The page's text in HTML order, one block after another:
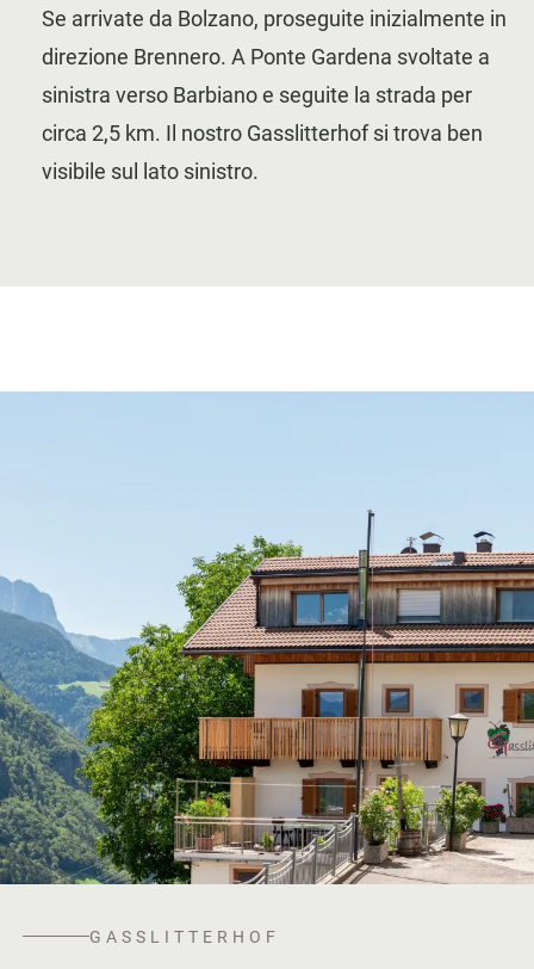
Se arrivate da Bolzano, proseguite inizialmente in
direzione Brennero. A Ponte Gardena svoltate a
sinistra verso Barbiano e seguite la strada per
circa 2,5 km. Il nostro Gasslitterhof si trova ben
visibile sul lato sinistro.
GASSLITTERHOF